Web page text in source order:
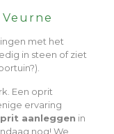
met het
in steen of ziet
Een oprit
ervaring
aanleggen in
nog! We